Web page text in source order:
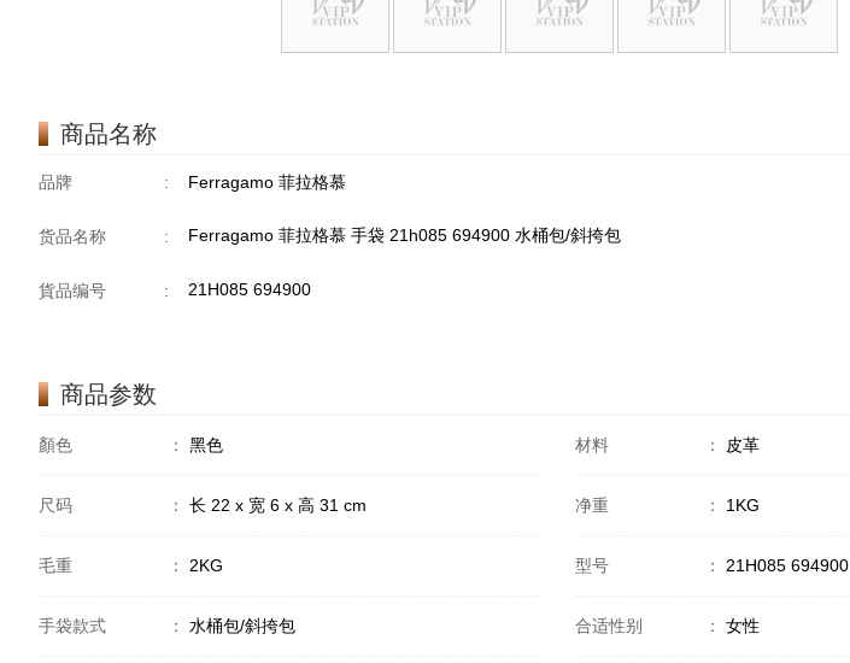
商品名称
品牌 : Ferragamo 菲拉格慕
货品名称 : Ferragamo 菲拉格慕 手袋 21h085 694900 水桶包/斜挎包
貨品编号 : 21H085 694900
商品参数
顏色 ： 黑色 材料 ： 皮革
尺码 ： 长 22 x 宽 6 x 高 31 cm 净重 ： 1KG
毛重 ： 2KG 型号 ： 21H085 694900
手袋款式 ： 水桶包/斜挎包 合适性别 ： 女性